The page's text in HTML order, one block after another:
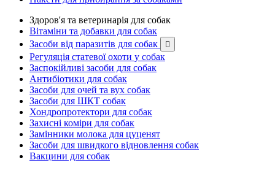
Здоров'я та ветеринарія для собак
Вітаміни та добавки для собак
Засоби від паразитів для собак

Регуляція статевої охоти у собак
Заспокійливі засоби для собак
Антибіотики для собак
Засоби для очей та вух собак
Засоби для ШКТ собак
Хондропротектори для собак
Захисні коміри для собак
Замінники молока для цуценят
Засоби для швидкого відновлення собак
Вакцини для собак